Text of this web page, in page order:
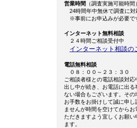
営業時間 （調査実施可能時間）
24時間年中無休で調査に対
※事前にお申込みが必要で
インターネット無料相談
２４時間ご相談受付中
インターネット相談の
電話無料相談
０８：００～２３：３０
ご相談者様との電話相談対応
出し中が続き、お電話に出る
ない場合もございます。その
お手数をお掛けして誠に申し
ませんが時間を空けてからお
ただきますよう宜しくお願い
ます。